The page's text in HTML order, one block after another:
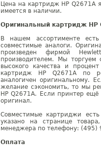
Цена на картридж HP Q2671A
имеется в наличии.
Оригинальный картридж HP
В нашем ассортименте
совместимые аналоги.
произведен фирмой
производителем. Мы торгуем
высокого качества и
картридж HP Q2671A по
аналогичен оригинальному.
желание сэкономить, то мы
HP Q2671A. Если принтер
оригинал.
Совместимые картриджи
указано на странице
менеджера по телефону: (495)
Оплата